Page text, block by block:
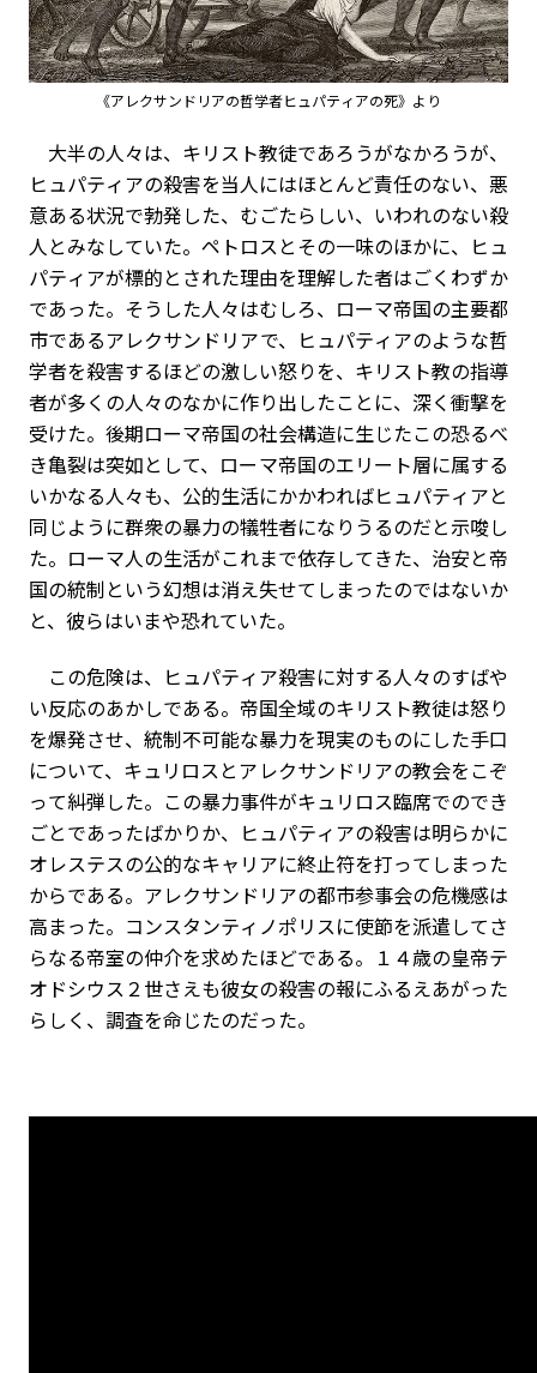
《アレクサンドリアの哲学者ヒュパティアの死》より
大半の人々は、キリスト教徒であろうがなかろうが、
ヒュパティアの殺害を当人にはほとんど責任のない、悪
意ある状況で勃発した、むごたらしい、いわれのない殺
人とみなしていた。ペトロスとその一味のほかに、ヒュ
パティアが標的とされた理由を理解した者はごくわずか
であった。そうした人々はむしろ、ローマ帝国の主要都
市であるアレクサンドリアで、ヒュパティアのような哲
学者を殺害するほどの激しい怒りを、キリスト教の指導
者が多くの人々のなかに作り出したことに、深く衝撃を
受けた。後期ローマ帝国の社会構造に生じたこの恐るべ
き亀裂は突如として、ローマ帝国のエリート層に属する
いかなる人々も、公的生活にかかわればヒュパティアと
同じように群衆の暴力の犠牲者になりうるのだと示唆し
た。ローマ人の生活がこれまで依存してきた、治安と帝
国の統制という幻想は消え失せてしまったのではないか
と、彼らはいまや恐れていた。
この危険は、ヒュパティア殺害に対する人々のすばや
い反応のあかしである。帝国全域のキリスト教徒は怒り
を爆発させ、統制不可能な暴力を現実のものにした手口
について、キュリロスとアレクサンドリアの教会をこぞ
って糾弾した。この暴力事件がキュリロス臨席でのでき
ごとであったばかりか、ヒュパティアの殺害は明らかに
オレステスの公的なキャリアに終止符を打ってしまった
からである。アレクサンドリアの都市参事会の危機感は
高まった。コンスタンティノポリスに使節を派遣してさ
らなる帝室の仲介を求めたほどである。１４歳の皇帝テ
オドシウス２世さえも彼女の殺害の報にふるえあがった
らしく、調査を命じたのだった。